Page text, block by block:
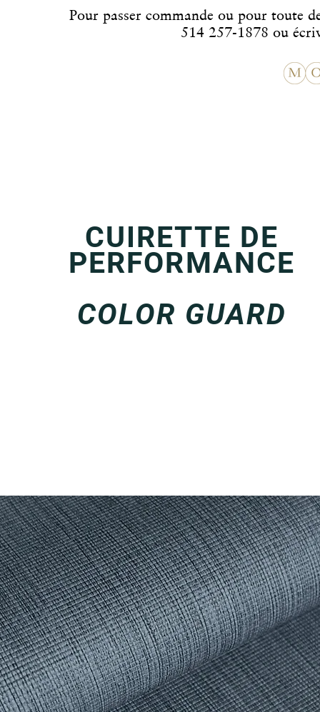
Pour passer commande ou pour toute
514 257-1878 ou
CUIRETTE DE
PERFORMANCE
COLOR GUARD